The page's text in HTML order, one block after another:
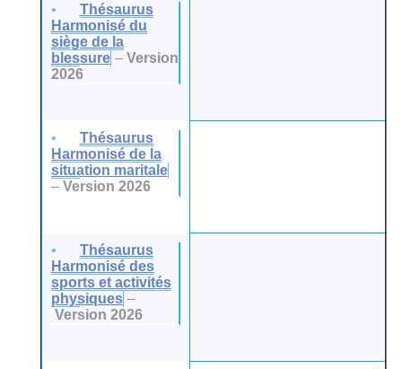
Thésaurus
Harmonisé du
siège de la
blessure – Version
2026
Thésaurus
Harmonisé de la
situation maritale
– Version 2026
Thésaurus
Harmonisé des
sports et activités
physiques –
Version 2026